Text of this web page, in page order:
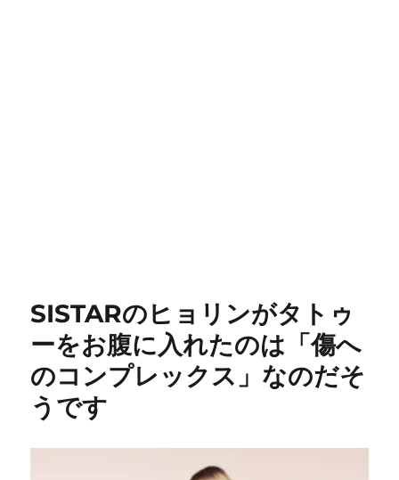
SISTARのヒョリンがタトゥ
ーをお腹に入れたのは「傷へ
のコンプレックス」なのだそ
うです